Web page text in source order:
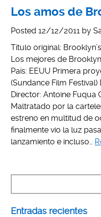
Los amos de
Posted12/12/2011 by
Título original:
Los mejores de
País: EEUU Primera
(Sundance Film Festival)
Director: Antoine Fuqua
Maltratado por la
estreno en multitud de
finalmente vio la luz
lanzamiento e incluso…
Entradas recientes